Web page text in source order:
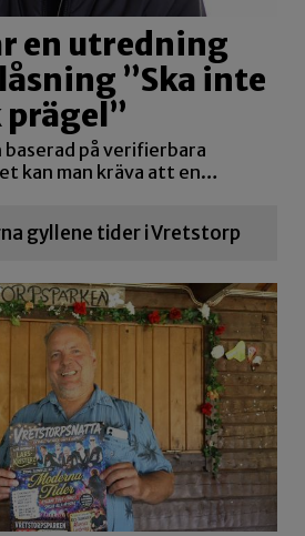
en utredning
”Ska inte
baserad på verifierbara
kan man kräva att en…
gyllene tider i Vretstorp